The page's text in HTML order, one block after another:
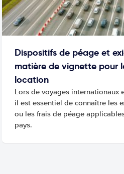
Dispositifs de péage et
matière de vignette pour
location
Lors de voyages internationaux
il est essentiel de connaître les
ou les frais de péage
pays.